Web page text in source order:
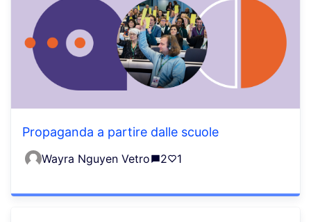
Propaganda a partire dalle scuole
Wayra Nguyen Vetro 2 1